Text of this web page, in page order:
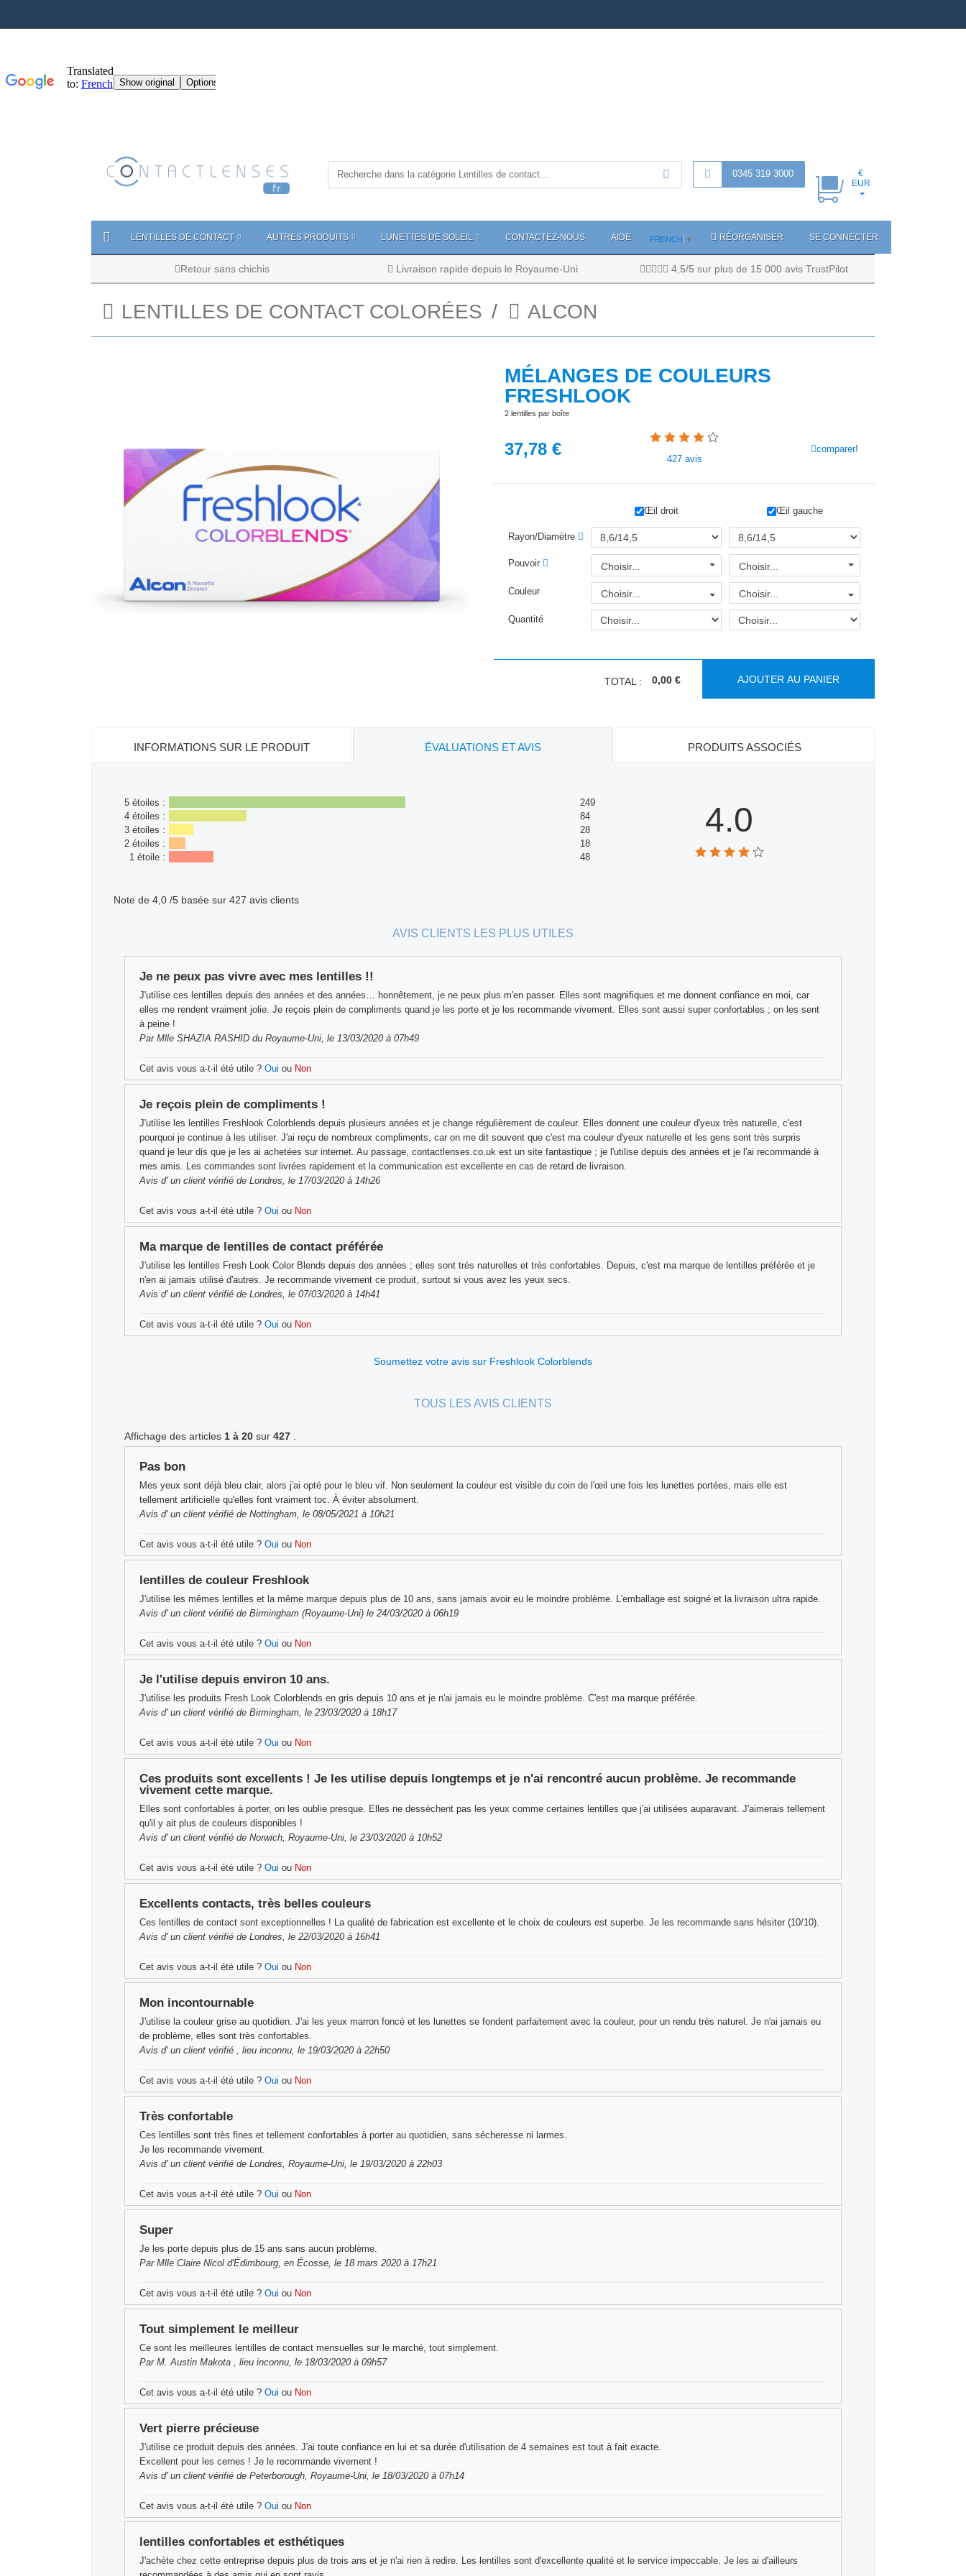
0345 319 3000
€
EUR
LENTILLES DE CONTACT AUTRES PRODUITS LUNETTES DE SOLEIL CONTACTEZ-NOUS AIDE FRENCH ▼ RÉORGANISER SE CONNECTER
Retour sans chichis Livraison rapide depuis le Royaume-Uni 4,5/5 sur plus de 15 000 avis TrustPilot
LENTILLES DE CONTACT COLORÉES ALCON
MÉLANGES DE COULEURS
FRESHLOOK
2 lentilles par boîte
37,78 €
427avis
comparer!
Œil droit Œil gauche
Rayon/Diamètre
Pouvoir Choisir... Choisir...
Couleur Choisir... Choisir...
Quantité
TOTAL : 0,00 € AJOUTER AU PANIER
INFORMATIONS SUR LE PRODUIT ÉVALUATIONS ET AVIS PRODUITS ASSOCIÉS
5 étoiles :
249
4 étoiles :
84
3 étoiles :
28
2 étoiles :
18
1 étoile :
48
4.0
Note de 4,0 /5 basée sur 427 avis clients
AVIS CLIENTS LES PLUS UTILES
Je ne peux pas vivre avec mes lentilles !!
J'utilise ces lentilles depuis des années et des années… honnêtement, je ne peux plus m'en passer. Elles sont magnifiques et me donnent confiance en moi, car
elles me rendent vraiment jolie. Je reçois plein de compliments quand je les porte et je les recommande vivement. Elles sont aussi super confortables ; on les sent
à peine !
Par Mlle SHAZIA RASHID du Royaume-Uni, le 13/03/2020 à 07h49
Cet avis vous a-t-il été utile ? Oui ou Non
Je reçois plein de compliments !
J'utilise les lentilles Freshlook Colorblends depuis plusieurs années et je change régulièrement de couleur. Elles donnent une couleur d'yeux très naturelle, c'est
pourquoi je continue à les utiliser. J'ai reçu de nombreux compliments, car on me dit souvent que c'est ma couleur d'yeux naturelle et les gens sont très surpris
quand je leur dis que je les ai achetées sur internet. Au passage, contactlenses.co.uk est un site fantastique ; je l'utilise depuis des années et je l'ai recommandé à
mes amis. Les commandes sont livrées rapidement et la communication est excellente en cas de retard de livraison.
Avis d' un client vérifié de Londres, le 17/03/2020 à 14h26
Cet avis vous a-t-il été utile ? Oui ou Non
Ma marque de lentilles de contact préférée
J'utilise les lentilles Fresh Look Color Blends depuis des années ; elles sont très naturelles et très confortables. Depuis, c'est ma marque de lentilles préférée et je
n'en ai jamais utilisé d'autres. Je recommande vivement ce produit, surtout si vous avez les yeux secs.
Avis d' un client vérifié de Londres, le 07/03/2020 à 14h41
Cet avis vous a-t-il été utile ? Oui ou Non
Soumettez votre avis sur Freshlook Colorblends
TOUS LES AVIS CLIENTS
Affichage des articles 1 à 20 sur 427 .
Pas bon
Mes yeux sont déjà bleu clair, alors j'ai opté pour le bleu vif. Non seulement la couleur est visible du coin de l'œil une fois les lunettes portées, mais elle est
tellement artificielle qu'elles font vraiment toc. À éviter absolument.
Avis d' un client vérifié de Nottingham, le 08/05/2021 à 10h21
Cet avis vous a-t-il été utile ? Oui ou Non
lentilles de couleur Freshlook
J'utilise les mêmes lentilles et la même marque depuis plus de 10 ans, sans jamais avoir eu le moindre problème. L'emballage est soigné et la livraison ultra rapide.
Avis d' un client vérifié de Birmingham (Royaume-Uni) le 24/03/2020 à 06h19
Cet avis vous a-t-il été utile ? Oui ou Non
Je l'utilise depuis environ 10 ans.
J'utilise les produits Fresh Look Colorblends en gris depuis 10 ans et je n'ai jamais eu le moindre problème. C'est ma marque préférée.
Avis d' un client vérifié de Birmingham, le 23/03/2020 à 18h17
Cet avis vous a-t-il été utile ? Oui ou Non
Ces produits sont excellents ! Je les utilise depuis longtemps et je n'ai rencontré aucun problème. Je recommande
vivement cette marque.
Elles sont confortables à porter, on les oublie presque. Elles ne dessèchent pas les yeux comme certaines lentilles que j'ai utilisées auparavant. J'aimerais tellement
qu'il y ait plus de couleurs disponibles !
Avis d' un client vérifié de Norwich, Royaume-Uni, le 23/03/2020 à 10h52
Cet avis vous a-t-il été utile ? Oui ou Non
Excellents contacts, très belles couleurs
Ces lentilles de contact sont exceptionnelles ! La qualité de fabrication est excellente et le choix de couleurs est superbe. Je les recommande sans hésiter (10/10).
Avis d' un client vérifié de Londres, le 22/03/2020 à 16h41
Cet avis vous a-t-il été utile ? Oui ou Non
Mon incontournable
J'utilise la couleur grise au quotidien. J'ai les yeux marron foncé et les lunettes se fondent parfaitement avec la couleur, pour un rendu très naturel. Je n'ai jamais eu
de problème, elles sont très confortables.
Avis d' un client vérifié , lieu inconnu, le 19/03/2020 à 22h50
Cet avis vous a-t-il été utile ? Oui ou Non
Très confortable
Ces lentilles sont très fines et tellement confortables à porter au quotidien, sans sécheresse ni larmes.
Je les recommande vivement.
Avis d' un client vérifié de Londres, Royaume-Uni, le 19/03/2020 à 22h03
Cet avis vous a-t-il été utile ? Oui ou Non
Super
Je les porte depuis plus de 15 ans sans aucun problème.
Par Mlle Claire Nicol d'Édimbourg, en Écosse, le 18 mars 2020 à 17h21
Cet avis vous a-t-il été utile ? Oui ou Non
Tout simplement le meilleur
Ce sont les meilleures lentilles de contact mensuelles sur le marché, tout simplement.
Par M. Austin Makota , lieu inconnu, le 18/03/2020 à 09h57
Cet avis vous a-t-il été utile ? Oui ou Non
Vert pierre précieuse
J'utilise ce produit depuis des années. J'ai toute confiance en lui et sa durée d'utilisation de 4 semaines est tout à fait exacte.
Excellent pour les cernes ! Je le recommande vivement !
Avis d' un client vérifié de Peterborough, Royaume-Uni, le 18/03/2020 à 07h14
Cet avis vous a-t-il été utile ? Oui ou Non
lentilles confortables et esthétiques
J'achète chez cette entreprise depuis plus de trois ans et je n'ai rien à redire. Les lentilles sont d'excellente qualité et le service impeccable. Je les ai d'ailleurs